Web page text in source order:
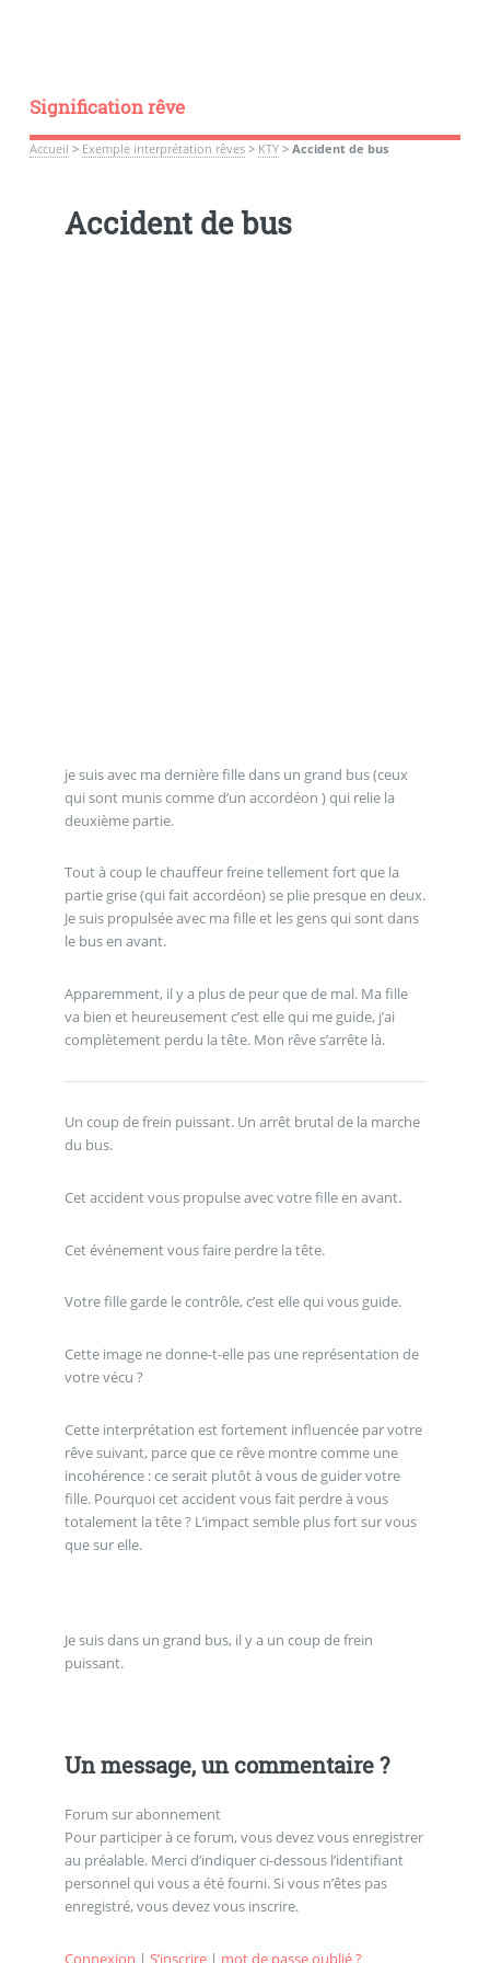
Signification rêve
Accueil > Exemple interprétation rêves> KTY> Accident de bus
Accident de bus
je suis avec ma dernière fille dans un grand bus (ceux
qui sont munis comme d’un accordéon ) qui relie la
deuxième partie.
Tout à coup le chauffeur freine tellement fort que la
partie grise (qui fait accordéon) se plie presque en deux.
Je suis propulsée avec ma fille et les gens qui sont dans
le bus en avant.
Apparemment, il y a plus de peur que de mal. Ma fille
va bien et heureusement c’est elle qui me guide, j’ai
complètement perdu la tête. Mon rêve s’arrête là.
Un coup de frein puissant. Un arrêt brutal de la marche
du bus.
Cet accident vous propulse avec votre fille en avant.
Cet événement vous faire perdre la tête.
Votre fille garde le contrôle, c’est elle qui vous guide.
Cette image ne donne-t-elle pas une représentation de
votre vécu ?
Cette interprétation est fortement influencée par votre
rêve suivant, parce que ce rêve montre comme une
incohérence : ce serait plutôt à vous de guider votre
fille. Pourquoi cet accident vous fait perdre à vous
totalement la tête ? L’impact semble plus fort sur vous
que sur elle.
Je suis dans un grand bus, il y a un coup de frein
puissant.
Un message, un commentaire ?
Forum sur abonnement
Pour participer à ce forum, vous devez vous enregistrer
au préalable. Merci d’indiquer ci-dessous l’identifiant
personnel qui vous a été fourni. Si vous n’êtes pas
enregistré, vous devez vous inscrire.
Connexion | S’inscrire| mot de passe oublié ?